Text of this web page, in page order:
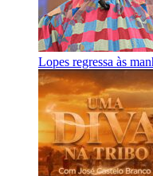
Lopes regressa às